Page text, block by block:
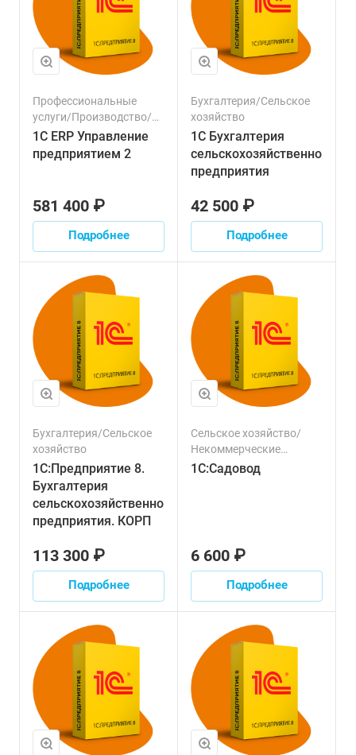
Профессиональные
услуги/Производство/
Строительство/
Управленческий учет/
Сельское хозяйство/
Логистика/Финансовый
сектор/Транспорт/
Налоги/Зарплата/
Персонал/Продажи/
Ресурсы
1С ERP Управление
предприятием 2
581 400 ₽
Подробнее
Бухгалтерия/Сельское
хозяйство
1С Бухгалтерия
сельскохозяйственного
предприятия
42 500 ₽
Подробнее
Бухгалтерия/Сельское
хозяйство
1С:Предприятие 8.
Бухгалтерия
сельскохозяйственного
предприятия. КОРП
113 300 ₽
Подробнее
Сельское хозяйство/
Некоммерческие
организации
1С:Садовод
6 600 ₽
Подробнее